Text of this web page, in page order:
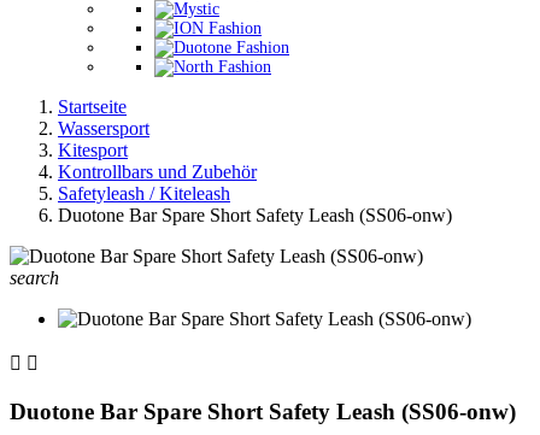
Startseite
Wassersport
Kitesport
Kontrollbars und Zubehör
Safetyleash / Kiteleash
Duotone Bar Spare Short Safety Leash (SS06-onw)
search
 
Duotone Bar Spare Short Safety Leash (SS06-onw)